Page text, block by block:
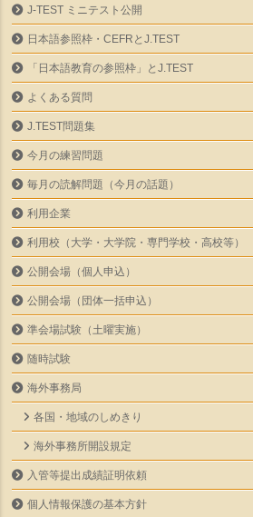
J-TEST ミニテスト公開
日本語参照枠・CEFRとJ.TEST
「日本語教育の参照枠」とJ.TEST
よくある質問
J.TEST問題集
今月の練習問題
毎月の読解問題（今月の話題）
利用企業
利用校（大学・大学院・専門学校・高校等）
公開会場（個人申込）
公開会場（団体一括申込）
準会場試験（土曜実施）
随時試験
海外事務局
各国・地域のしめきり
海外事務所開設規定
入管等提出成績証明依頼
個人情報保護の基本方針